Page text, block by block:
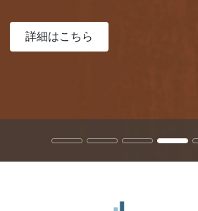
詳細はこちら